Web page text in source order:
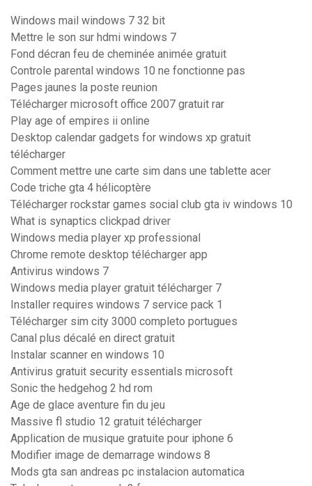
Windows mail windows 7 32 bit
Mettre le son sur hdmi windows 7
Fond décran feu de cheminée animée gratuit
Controle parental windows 10 ne fonctionne pas
Pages jaunes la poste reunion
Télécharger microsoft office 2007 gratuit rar
Play age of empires ii online
Desktop calendar gadgets for windows xp gratuit
télécharger
Comment mettre une carte sim dans une tablette acer
Code triche gta 4 hélicoptère
Télécharger rockstar games social club gta iv windows 10
What is synaptics clickpad driver
Windows media player xp professional
Chrome remote desktop télécharger app
Antivirus windows 7
Windows media player gratuit télécharger 7
Installer requires windows 7 service pack 1
Télécharger sim city 3000 completo portugues
Canal plus décalé en direct gratuit
Instalar scanner en windows 10
Antivirus gratuit security essentials microsoft
Sonic the hedgehog 2 hd rom
Age de glace aventure fin du jeu
Massive fl studio 12 gratuit télécharger
Application de musique gratuite pour iphone 6
Modifier image de demarrage windows 8
Mods gta san andreas pc instalacion automatica